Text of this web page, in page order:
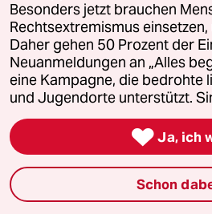
Endlich mal
hier abläuft. Benco
Händler. Wie es
schon
ganzen Immobilien
Steuerzahler die
sich kaputt.
Diogeno
Besonders jetzt brauchen
Rechtsextremismus
Daher gehen 50 Prozent der
Neuanmeldungen an „Alles
eine Kampagne, die bedrohte
und Jugendorte unterstützt.
 Ja, ich
Schon